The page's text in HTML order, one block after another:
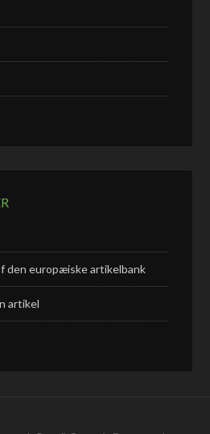
den europæiske artikelbank
artikel